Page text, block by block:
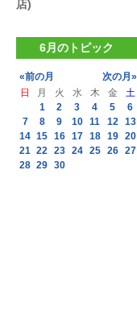
店)
6月のトピック
«前の月
次の月»
日
月 火 水 木 金
土
1
2 3 4 5
6
7
8 9 10 11 12 13
14 15 16 17 18 19 20
21 22 23 24 25 26 27
28 29 30